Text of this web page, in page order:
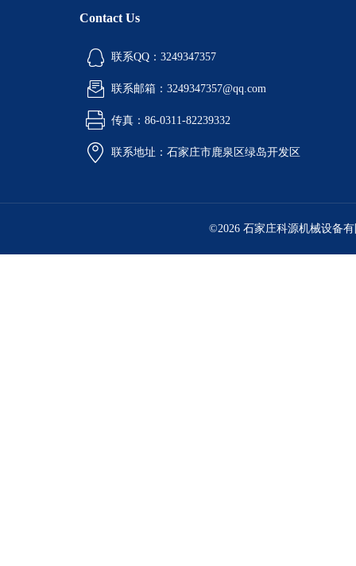
Contact Us
联系QQ：3249347357
联系邮箱：3249347357@qq.com
传真：86-0311-82239332
联系地址：石家庄市鹿泉区绿岛开发区
©2026 石家庄科源机械设备